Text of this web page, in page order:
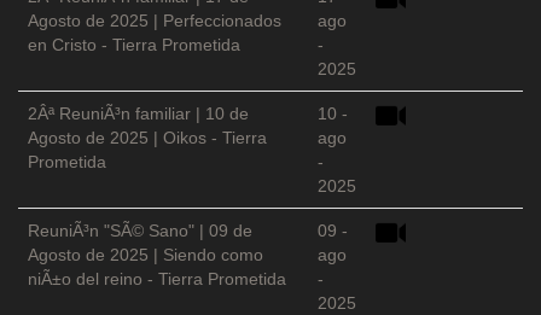
Agosto de 2025 | Perfeccionados
en Cristo - Tierra Prometida
ago
-
2025
2Âª ReuniÃ³n familiar | 10 de
Agosto de 2025 | Oikos - Tierra
Prometida
10 -
ago
-
2025
ReuniÃ³n "SÃ© Sano" | 09 de
Agosto de 2025 | Siendo como
niÃ±o del reino - Tierra Prometida
09 -
ago
-
2025